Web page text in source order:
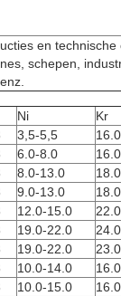
en
schepen,
Ni Kr
3,5-5,5
6.0-8.0
8.0-13.0
9.0-13.0
12.0-15.0
19.0-22.0
19.0-22.0
10.0-14.0
10.0-15.0